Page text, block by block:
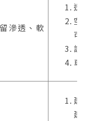
滲透、軟
透
空
可
設
車
建
建